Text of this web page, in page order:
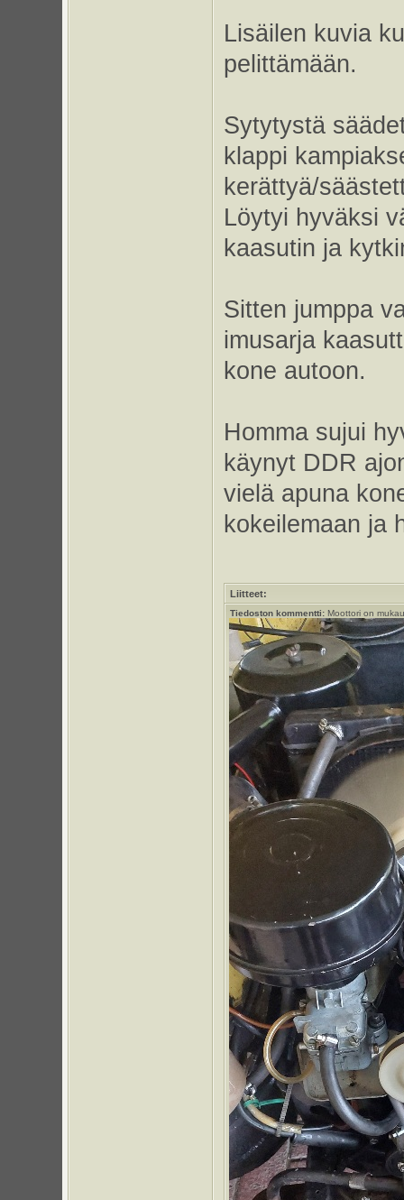
Lisäilen kuvia
pelittämään.
Sytytystä
klappi
kerättyä/
Löytyi hyväksi
kaasutin ja
Sitten jumppa
imusarja
kone autoon.
Homma sujui
käynyt DDR
vielä apuna
kokeilemaan ja
Liitteet:
Tiedoston kommentti:Moottori on